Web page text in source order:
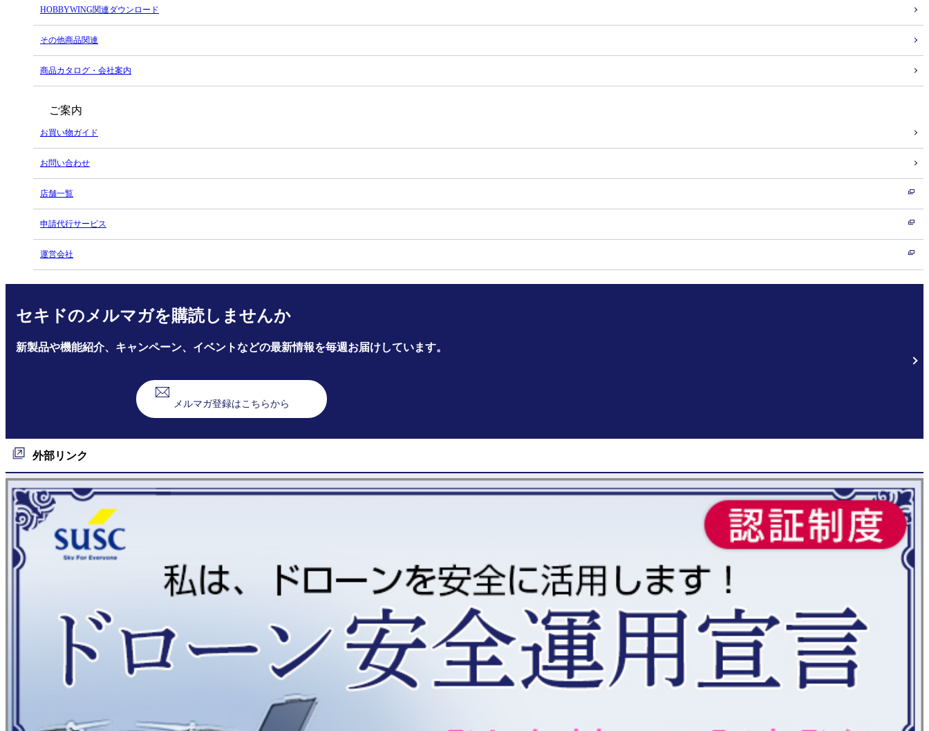
HOBBYWING関連ダウンロード
その他商品関連
商品カタログ・会社案内
ご案内
お買い物ガイド
お問い合わせ
店舗一覧
申請代行サービス
運営会社
セキドのメルマガを購読しませんか
新製品や機能紹介、キャンペーン、イベントなどの最新情報を毎週お届けしています。
メルマガ登録はこちらから
外部リンク